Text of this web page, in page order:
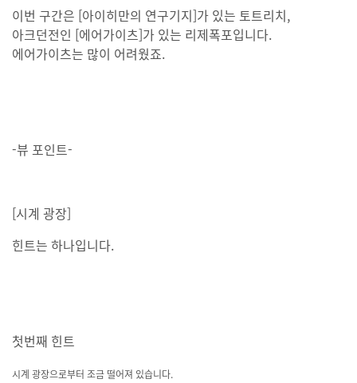
이번 구간은 [아이히만의 연구기지]가 있는 토트리치,
아크던전인 [에어가이츠]가 있는 리제폭포입니다.
에어가이츠는 많이 어려웠죠.
-뷰 포인트-
[시계 광장]
힌트는 하나입니다.
첫번째 힌트
시계 광장으로부터 조금 떨어져 있습니다.